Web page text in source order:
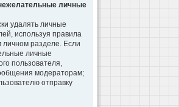
личные
удалять личные
используя правила
разделе. Если
личные
пользователя,
модераторам;
отправку